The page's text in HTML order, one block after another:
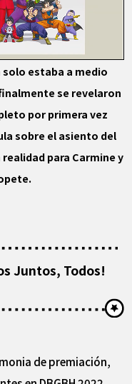
solo estaba a medio
se revelaron
por primera vez
sobre el asiento del
para Carmine y
Juntos, Todos!
de premiación,